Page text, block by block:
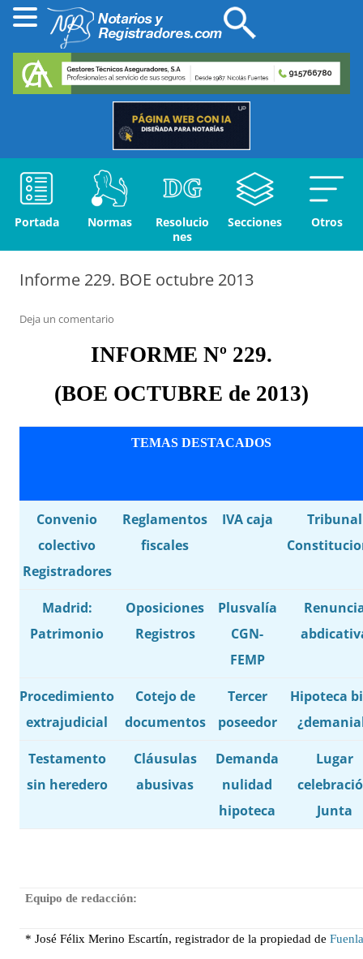
Portada Normas
Resolucio
nes
Secciones Otros
Informe 229. BOE octubre 2013
Deja un comentario
INFORME Nº 229.
(BOE OCTUBRE de 2013)
TEMAS DESTACADOS
Convenio
colectivo
Registradores
Reglamentos
fiscales
IVA caja
Tribunal
Madrid:
Patrimonio
Oposiciones
Registros
Plusvalía
CGN-
FEMP
Procedimiento
extrajudicial
Cotejo de
documentos
Tercer
poseedor
Hipoteca
Testamento
sin heredero
Cláusulas
abusivas
Demanda
nulidad
hipoteca
Lugar
Junta
Equipo de redacción:
* José Félix Merino Escartín, registrador de la propiedad de